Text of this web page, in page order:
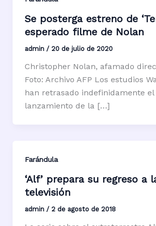
Se posterga estreno de
esperado filme de Nolan
admin / 20 de julio de 2020
Christopher Nolan, afamado
Foto: Archivo AFP Los estudios
han retrasado indefinidamente el
lanzamiento de la […]
Farándula
‘Alf’ prepara su regreso a
televisión
admin / 2 de agosto de 2018